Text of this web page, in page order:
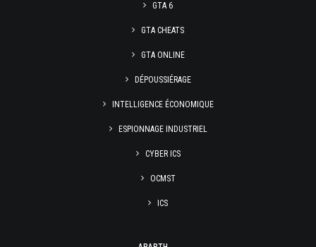
GTA 6
GTA CHEATS
GTA ONLINE
DÉPOUSSIÉRAGE
INTELLIGENCE ÉCONOMIQUE
ESPIONNAGE INDUSTRIEL
CYBER ICS
OCMST
ICS